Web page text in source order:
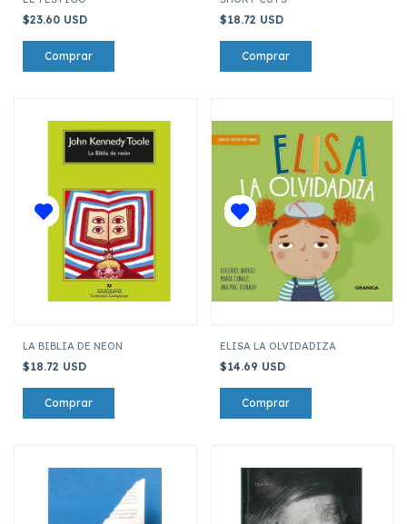
$23.60 USD $18.72 USD
LA BIBLIA DE NEON
$18.72 USD
ELISA LA OLVIDADIZA
$14.69 USD